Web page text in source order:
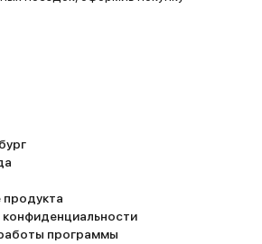
продукта
конфиденциальности
программы